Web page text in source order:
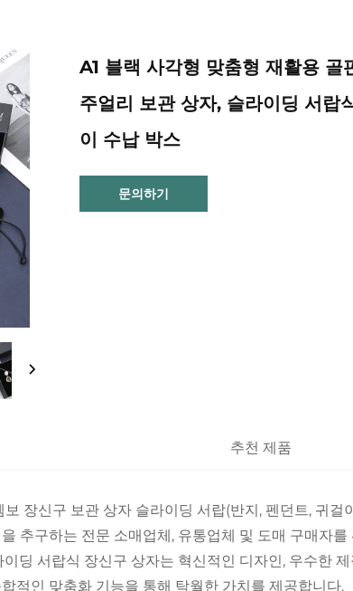
A1 블랙 사각형 맞춤형 재활용 골
주얼리 보관 상자, 슬라이딩 서랍
이 수납 박스
문의하기
추천 제품
장신구 보관 상자 슬라이딩 서랍(반지, 펜던트, 귀걸
추구하는 전문 소매업체, 유통업체 및 도매 구매자
딩 서랍식 장신구 상자는 혁신적인 디자인, 우수한
적인 맞춤화 기능을 통해 탁월한 가치를 제공합니다.